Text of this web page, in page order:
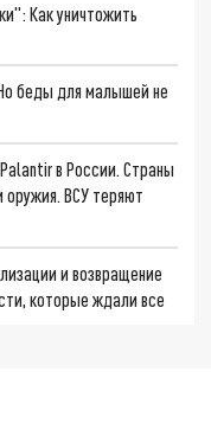
Как уничтожить
беды для малышей не
в России. Страны
оружия. ВСУ теряют
и возвращение
которые ждали все